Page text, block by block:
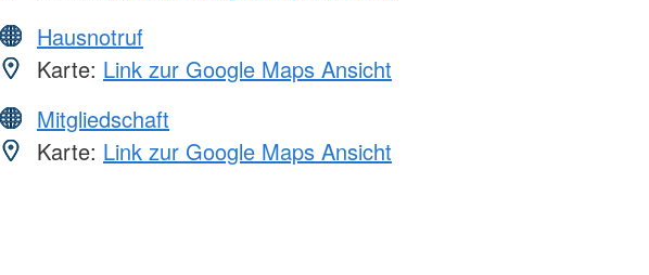
Hausnotruf
Karte: Link zur Google Maps Ansicht
Mitgliedschaft
Karte: Link zur Google Maps Ansicht